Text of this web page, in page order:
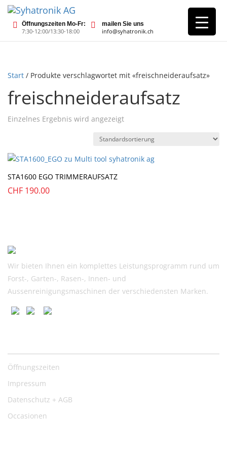
Öffnungszeiten Mo-Fr:
7:30-12:00/13:30-18:00
mailen Sie uns
info@syhatronik.ch
Start / Produkte verschlagwortet mit «freischneideraufsatz»
freischneideraufsatz
Einzelnes Ergebnis wird angezeigt
STA1600 EGO TRIMMERAUFSATZ
CHF 190.00
Wir bieten Ihnen ein komplettes Leistungsprogramm rund um
Forst-, Garten-, Rasen-, Innen- und
Aussenreinigungsmaschinen der verschiedensten Marken.
Öffnungszeiten
Impressum
Datenschutz + AGB
Occasionen